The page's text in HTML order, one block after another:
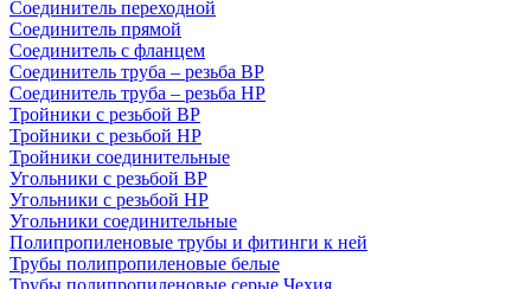
Соединитель переходной
Соединитель прямой
Соединитель с фланцем
Соединитель труба – резьба ВР
Соединитель труба – резьба НР
Тройники с резьбой ВР
Тройники с резьбой НР
Тройники соединительные
Угольники с резьбой ВР
Угольники с резьбой НР
Угольники соединительные
Полипропиленовые трубы и фитинги к ней
Трубы полипропиленовые белые
Трубы полипропиленовые серые Чехия